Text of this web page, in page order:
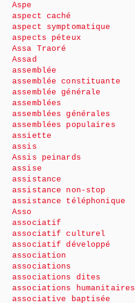
Aspe
aspect caché
aspect symptomatique
aspects péteux
Assa Traoré
Assad
assemblée
assemblée constituante
assemblée générale
assemblées
assemblées générales
assemblées populaires
assiette
assis
Assis peinards
assise
assistance
assistance non-stop
assistance téléphonique
Asso
associatif
associatif culturel
associatif développé
association
associations
associations dites
associations humanitaires
associative baptisée